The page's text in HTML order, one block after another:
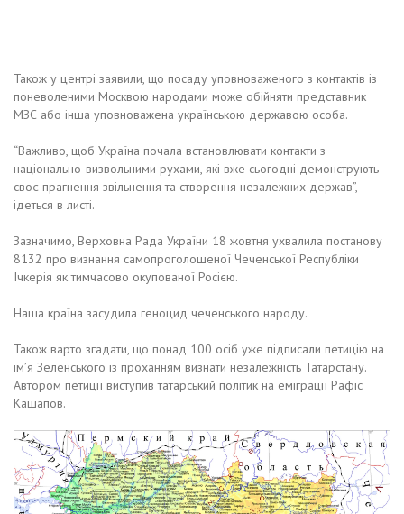
Також у центрі заявили, що посаду уповноваженого з контактів із
поневоленими Москвою народами може обійняти представник
МЗС або інша уповноважена українською державою особа.
“Важливо, щоб Україна почала встановлювати контакти з
національно-визвольними рухами, які вже сьогодні демонструють
своє прагнення звільнення та створення незалежних держав”, –
ідеться в листі.
Зазначимо, Верховна Рада України 18 жовтня ухвалила постанову
8132 про визнання самопроголошеної Чеченської Республіки
Ічкерія як тимчасово окупованої Росією.
Наша країна засудила геноцид чеченського народу.
Також варто згадати, що понад 100 осіб уже підписали петицію на
ім’я Зеленського із проханням визнати незалежність Татарстану.
Автором петиції виступив татарський політик на еміграції Рафіс
Кашапов.